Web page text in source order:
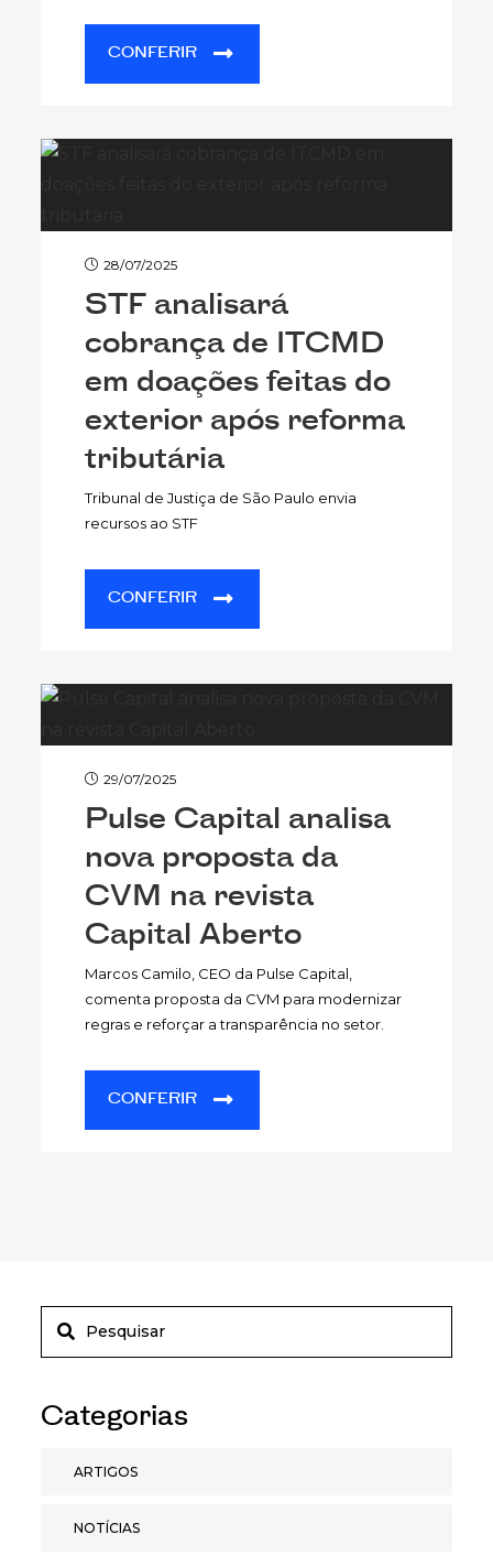
CONFERIR
28/07/2025
STF analisará
cobrança de ITCMD
em doações feitas do
exterior após reforma
tributária
Tribunal de Justiça de São Paulo envia
recursos ao STF
CONFERIR
29/07/2025
Pulse Capital analisa
nova proposta da
CVM na revista
Capital Aberto
Marcos Camilo, CEO da Pulse Capital,
comenta proposta da CVM para modernizar
regras e reforçar a transparência no setor.
CONFERIR
Categorias
ARTIGOS
NOTÍCIAS